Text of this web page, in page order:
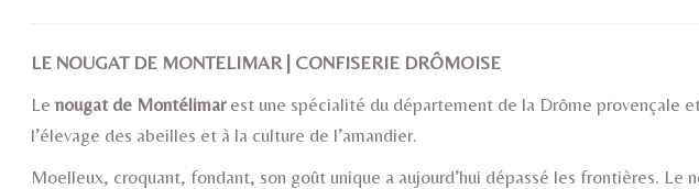
LE NOUGAT DE MONTELIMAR | CONFISERIE DRÔMOISE
Le nougat de Montélimarest une spécialité du département de la Drôme provençale
l’élevage des abeilles et à la culture de l’amandier.
Moelleux, croquant, fondant, son goût unique a aujourd’hui dépassé les frontières.